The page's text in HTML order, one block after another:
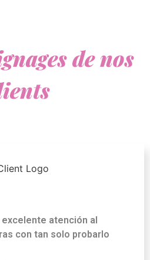
de nos
atención al
con tan solo probarlo